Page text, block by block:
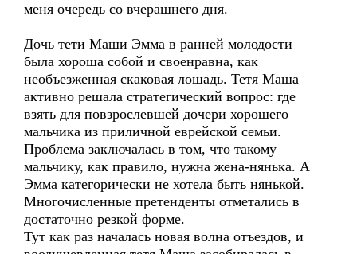
меня очередь со вчерашнего дня.
Дочь тети Маши Эмма в ранней молодости
была хороша собой и своенравна, как
необъезженная скаковая лошадь. Тетя Маша
активно решала стратегический вопрос: где
взять для повзрослевшей дочери хорошего
мальчика из приличной еврейской семьи.
Проблема заключалась в том, что такому
мальчику, как правило, нужна жена-нянька. А
Эмма категорически не хотела быть нянькой.
Многочисленные претенденты отметались в
достаточно резкой форме.
Тут как раз началась новая волна отъездов, и